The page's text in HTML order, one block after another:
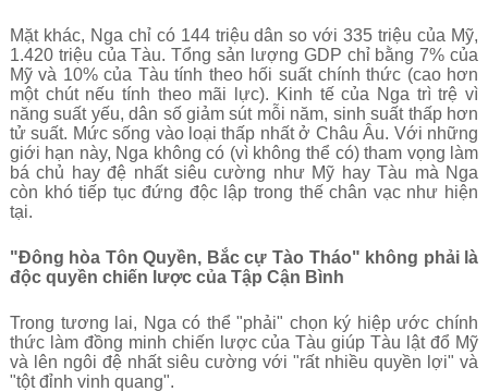
Mặt khác, Nga chỉ có 144 triệu dân so với 335 triệu của Mỹ,
1.420 triệu của Tàu. Tổng sản lượng GDP chỉ bằng 7% của
Mỹ và 10% của Tàu tính theo hối suất chính thức (cao hơn
một chút nếu tính theo mãi lực). Kinh tế của Nga trì trệ vì
năng suất yếu, dân số giảm sút mỗi năm, sinh suất thấp hơn
tử suất. Mức sống vào loại thấp nhất ở Châu Âu. Với những
giới hạn này, Nga không có (vì không thể có) tham vọng làm
bá chủ hay đệ nhất siêu cường như Mỹ hay Tàu mà Nga
còn khó tiếp tục đứng độc lập trong thế chân vạc như hiện
tại.
"Đông hòa Tôn Quyền, Bắc cự Tào Tháo" không phải là
độc quyền chiến lược của Tập Cận Bình
Trong tương lai, Nga có thể "phải" chọn ký hiệp ước chính
thức làm đồng minh chiến lược của Tàu giúp Tàu lật đổ Mỹ
và lên ngôi đệ nhất siêu cường với "rất nhiều quyền lợi" và
"tột đỉnh vinh quang".